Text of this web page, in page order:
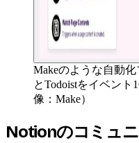
Makeのような自動
とTodoistをイベン
像：Make）
Notionのコミュ